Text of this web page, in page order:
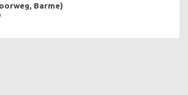
Barme)